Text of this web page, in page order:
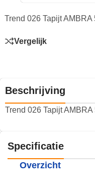
Trend 026 Tapijt
Vergelijk
Beschrijving
Trend 026 Tapijt
Specificatie
Overzicht